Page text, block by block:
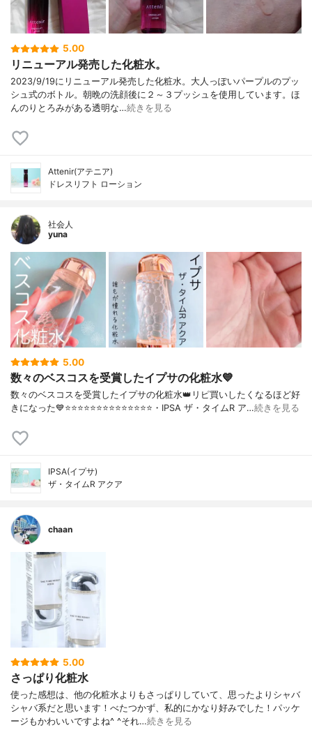
5.00
リニューアル発売した化粧水。
2023/9/19にリニューアル発売した化粧水。大人っぽいパープルのプッ
シュ式のボトル。朝晩の洗顔後に２～３プッシュを使用しています。ほ
んのりとろみがある透明な…続きを見る
Attenir(アテニア)
ドレスリフト ローション
社会人
yuna
5.00
数々のベスコスを受賞したイプサの化粧水💙
数々のベスコスを受賞したイプサの化粧水👑リピ買いしたくなるほど好
きになった💙⭐️⭐️⭐️⭐️⭐️⭐️⭐️⭐️⭐️⭐️⭐️⭐️⭐️⭐️・IPSA ザ・タイムR ア…続きを見る
IPSA(イプサ)
ザ・タイムR アクア
chaan
5.00
さっぱり化粧水
使った感想は、他の化粧水よりもさっぱりしていて、思ったよりシャバ
シャバ系だと思います！べたつかず、私的にかなり好みでした！パッケ
ージもかわいいですよね^ ^それ…続きを見る